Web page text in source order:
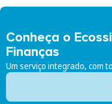
Conheça o
Finanças
Um serviço integrado, com
Doutor Finanças, Lda